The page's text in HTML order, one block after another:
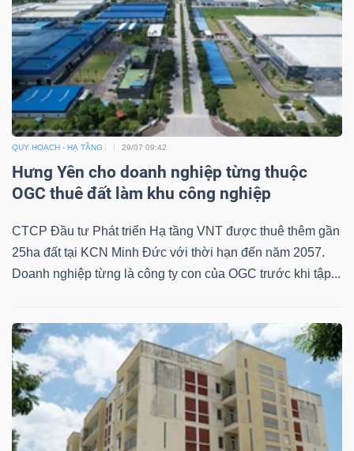
QUY HOẠCH - HẠ TẦNG 29/07 09:42
Hưng Yên cho doanh nghiệp từng thuộc
OGC thuê đất làm khu công nghiệp
CTCP Đầu tư Phát triển Hạ tầng VNT được thuê thêm gần
25ha đất tại KCN Minh Đức với thời hạn đến năm 2057.
Doanh nghiệp từng là công ty con của OGC trước khi tập...